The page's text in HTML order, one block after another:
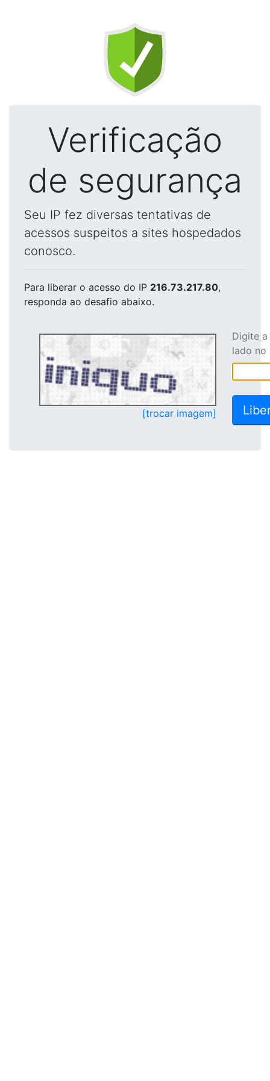
Verificação
de segurança
Seu IP fez diversas tentativas de
acessos suspeitos a sites hospedados
conosco.
Para liberar o acesso do IP 216.73.217.80,
responda ao desafio abaixo.
[trocar imagem]
Digite
lado no